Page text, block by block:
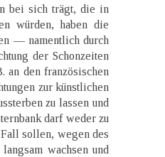
bei sich trägt, die in
würden, haben die
— namentlich durch
der Schonzeiten
an den französischen
zur künstlichen
zu lassen und
darf weder zu
sollen, wegen des
wachsen und